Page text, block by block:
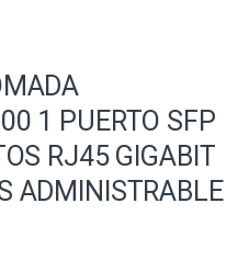
1 PUERTO SFP
RJ45 GIGABIT
ADMINISTRABLE